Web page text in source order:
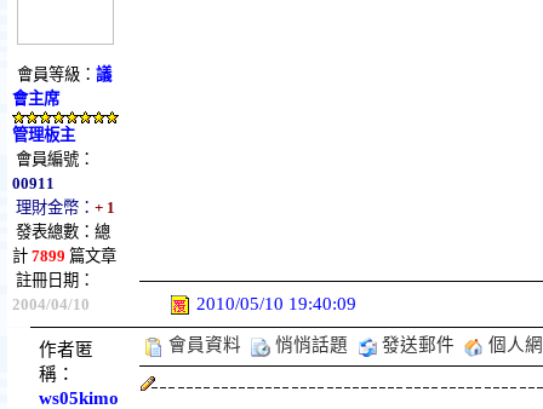
會員等級： 議
會主席
管理板主
會員編號：
00911
理財金幣： + 1
發表總數：總
計 7899 篇文章
註冊日期：
2004/04/10
2010/05/10 19:40:09
作者匿
稱：
ws05kimo
會員資料 悄悄話題 發送郵件 個人